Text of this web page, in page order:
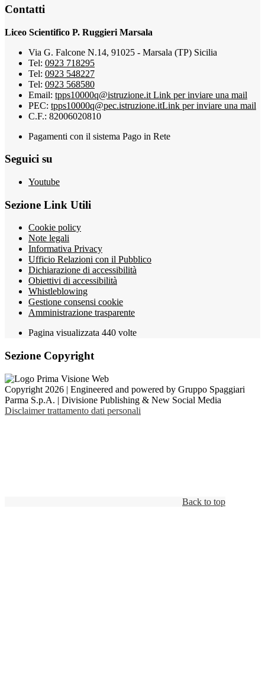
Contatti
Liceo Scientifico P. Ruggieri Marsala
Via G. Falcone N.14, 91025 - Marsala (TP) Sicilia
Tel: 0923 718295
Tel: 0923 548227
Tel: 0923 568580
Email: tpps10000q@istruzione.it Link per inviare una mail
PEC: tpps10000q@pec.istruzione.itLink per inviare una mail
C.F.: 82006020810
Pagamenti con il sistema Pago in Rete
Seguici su
Youtube
Sezione Link Utili
Cookie policy
Note legali
Informativa Privacy
Ufficio Relazioni con il Pubblico
Dichiarazione di accessibilità
Obiettivi di accessibilità
Whistleblowing
Gestione consensi cookie
Amministrazione trasparente
Pagina visualizzata 440 volte
Sezione Copyright
Copyright 2026 | Engineered and powered by Gruppo Spaggiari
Parma S.p.A. | Divisione Publishing & New Social Media
Disclaimer trattamento dati personali
Back to top